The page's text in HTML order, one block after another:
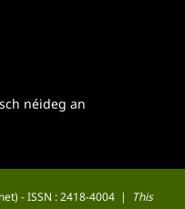
néideg an
- ISSN : 2418-4004 | This